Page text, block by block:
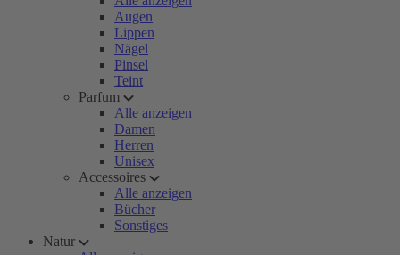
Augen
Lippen
Nägel
Pinsel
Teint
Parfum
Alle anzeigen
Damen
Herren
Unisex
Accessoires
Alle anzeigen
Bücher
Sonstiges
Natur